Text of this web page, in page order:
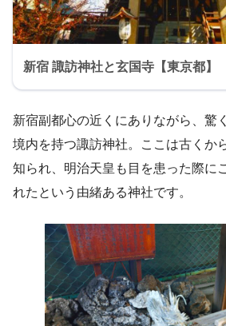
新宿 諏訪神社と玄国寺【東京都】
新宿副都心の近くにありながら、驚
境内を持つ諏訪神社。ここは古くか
知られ、明治天皇も目を患った際に
れたという由緒ある神社です。